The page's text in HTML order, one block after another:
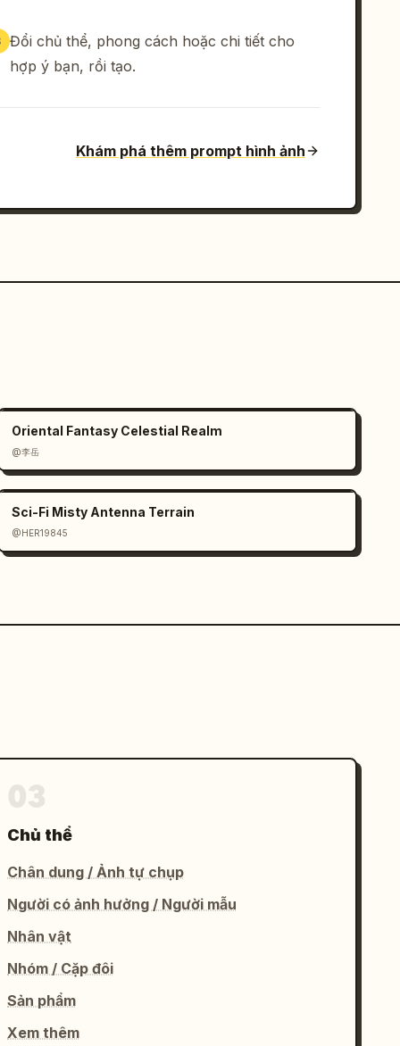
Đổi chủ thể, phong cách hoặc chi tiết cho
hợp ý bạn, rồi tạo.
Khám phá thêm prompt hình ảnh
Oriental Fantasy Celestial Realm
@李岳
Sci-Fi Misty Antenna Terrain
@HER19845
Chủ thể
Chân dung / Ảnh tự chụp
Người có ảnh hưởng / Người mẫu
Nhân vật
Nhóm / Cặp đôi
Sản phẩm
Xem thêm